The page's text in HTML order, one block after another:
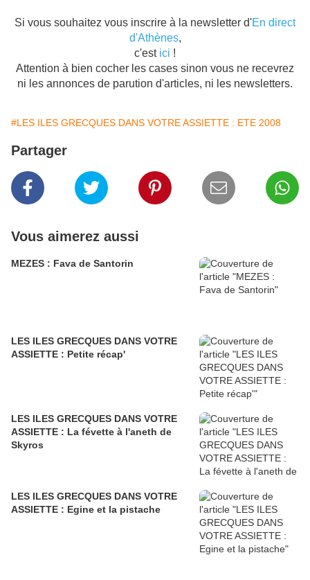
Si vous souhaitez vous inscrire à la newsletter d'En direct
d'Athènes,
c'est ici !
Attention à bien cocher les cases sinon vous ne recevrez
ni les annonces de parution d'articles, ni les newsletters.
#LES ILES GRECQUES DANS VOTRE ASSIETTE : ETE 2008
Partager
Vous aimerez aussi
ΜEZES : Fava de Santorin
LES ILES GRECQUES DANS VOTRE
ASSIETTE : Petite récap'
LES ILES GRECQUES DANS VOTRE
ASSIETTE : La févette à l'aneth de
Skyros
LES ILES GRECQUES DANS VOTRE
ASSIETTE : Egine et la pistache